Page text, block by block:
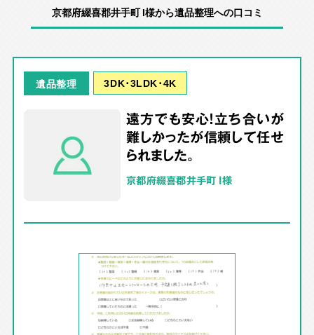
京都府綴喜郡井手町 I様から遺品整理への口コミ
遺品整理 3DK･3LDK･4K
遠方でも安心！立ち合いが
難しかったが信頼して任せ
られました。
京都府綴喜郡井手町 I様